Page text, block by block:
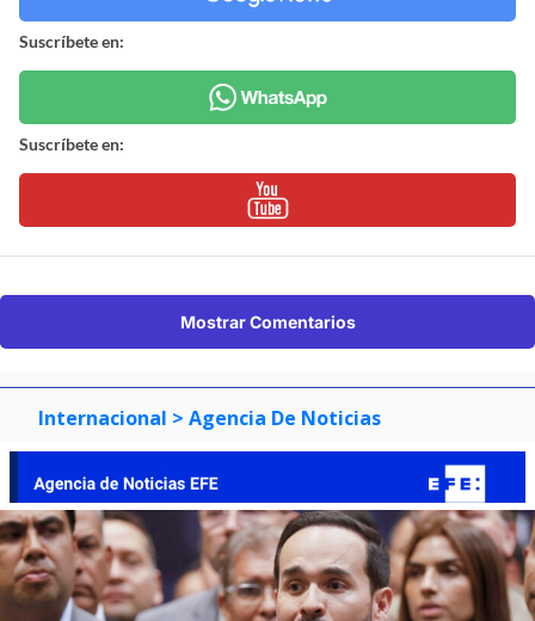
Suscríbete en:
Suscríbete en:
Mostrar Comentarios
Internacional > Agencia De Noticias